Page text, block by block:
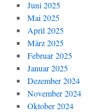
Juni 2025
Mai 2025
April 2025
März 2025
Februar 2025
Januar 2025
Dezember 2024
November 2024
Oktober 2024